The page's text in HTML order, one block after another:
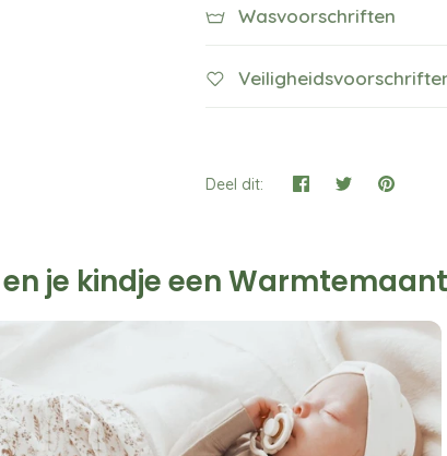
Wasvoorschriften
Deel dit:
je kindje een